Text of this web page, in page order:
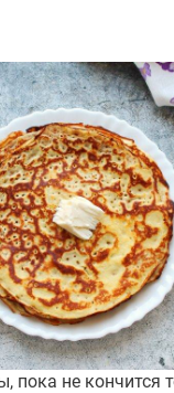
пока не кончится